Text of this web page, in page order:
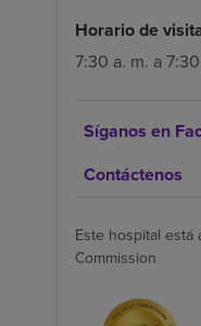
Horario de
7:30 a. m. a
Síganos en
Contáctenos
Este hospital
Commission